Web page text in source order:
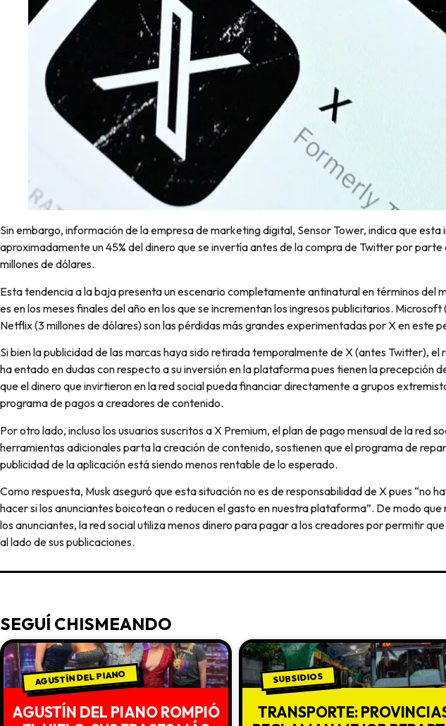
Sin embargo, información de la empresa de marketing digital, Sensor Tower, indica que
aproximadamente un 45% del dinero que se invertía antes de la compra de Twitter por
millones de dólares.
Esta tendencia a la baja presenta un escenario completamente antinatural en términos del
es en los meses finales del año en los que se incrementan los ingresos publicitarios. Microsoft
Netflix (3 millones de dólares) son las pérdidas más grandes experimentadas por X en este
Si bien la publicidad de las marcas haya sido retirada temporalmente de X (antes Twitter),
ha entado en dudas con respecto a su inversión en la plataforma pues tienen la precepción
que el dinero que invirtieron en la red social pueda financiar directamente a grupos
programa de pagos a creadores de contenido.
Por otro lado, incluso los usuarios suscritos a X Premium, el plan de pago mensual de la red
herramientas adicionales parta la creación de contenido, sostienen que el programa de
publicidad de la aplicación está siendo menos rentable de lo esperado.
Como respuesta, Musk aseguró que esta situación no es de responsabilidad de X pues “no
hacer si los anunciantes boicotean o reducen el gasto en nuestra plataforma”. De modo que
los anunciantes, la red social utiliza menos dinero para pagar a los creadores por permitir
al lado de sus publicaciones.
SEGUÍ CHISMEANDO
AGUSTÍN DEL PIANO
AGUSTÍN DEL PIANO ROMPIÓ
SUBSIDIOS
TRANSPORTE: